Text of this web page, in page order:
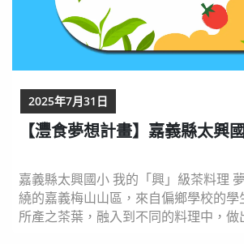
【灃食夢想計畫】嘉義縣太興
嘉義縣太興國小 我的「興」級茶料理
繞的嘉義梅山山區，來自偏鄉學校的學
所產之茶葉，融入到不同的料理中，做
2025年7月31日